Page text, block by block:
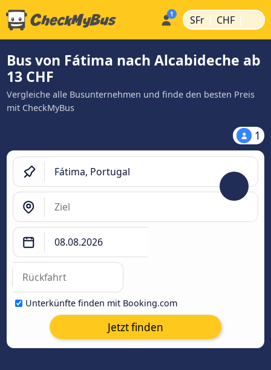
SFr | CHF |
Bus von Fátima nach Alcabideche ab
13 CHF
Vergleiche alle Busunternehmen und finde den besten Preis
mit CheckMyBus
1
Unterkünfte finden mit Booking.com
Jetzt finden